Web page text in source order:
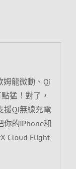
姆龍微動、Qi
猛！對了，
援Qi無線充電
你的iPhone和
Cloud Flight